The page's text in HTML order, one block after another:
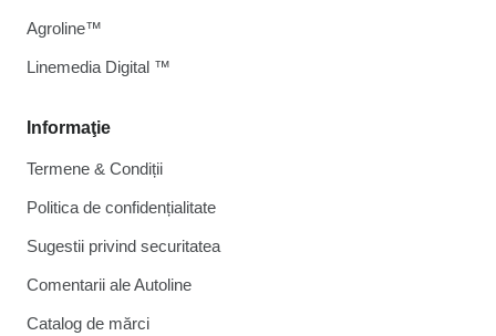
Informaţie
Termene & Condiții
Politica de confidențialitate
Sugestii privind securitatea
Comentarii ale Autoline
Catalog de mărcі
Agroline™
Linemedia Digital ™